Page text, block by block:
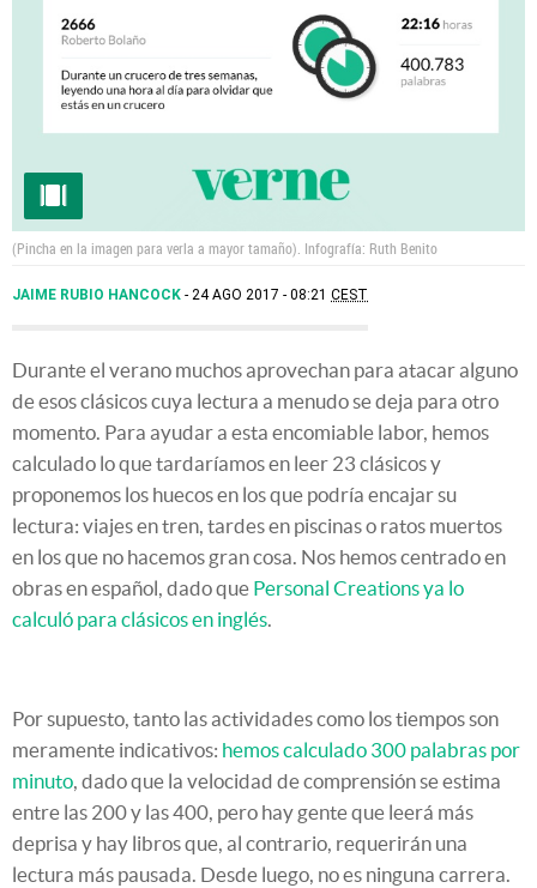
(Pincha en la imagen para verla a mayor tamaño). Infografía: Ruth Benito
JAIME RUBIO HANCOCK 24 AGO 2017 - 08:21 CEST
Durante el verano muchos aprovechan para atacar alguno
de esos clásicos cuya lectura a menudo se deja para otro
momento. Para ayudar a esta encomiable labor, hemos
calculado lo que tardaríamos en leer 23 clásicos y
proponemos los huecos en los que podría encajar su
lectura: viajes en tren, tardes en piscinas o ratos muertos
en los que no hacemos gran cosa. Nos hemos centrado en
obras en español, dado que Personal Creations ya lo
calculó para clásicos en inglés.
Por supuesto, tanto las actividades como los tiempos son
meramente indicativos: hemos calculado 300 palabras por
minuto, dado que la velocidad de comprensión se estima
entre las 200 y las 400, pero hay gente que leerá más
deprisa y hay libros que, al contrario, requerirán una
lectura más pausada. Desde luego, no es ninguna carrera.